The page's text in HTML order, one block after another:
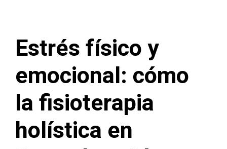
Estrés físico y
emocional: cómo
la fisioterapia
holística en